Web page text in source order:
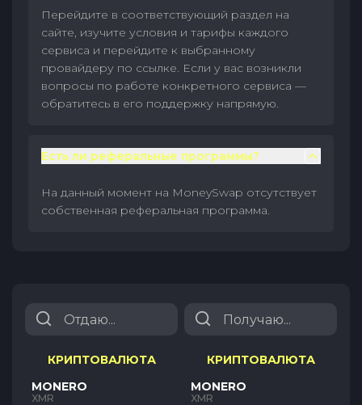
Перейдите в соответствующий раздел на
сайте, изучите условия и тарифы каждого
сервиса и перейдите к выбранному
провайдеру по ссылке. Если у вас возникли
вопросы по работе конкретного сервиса —
обратитесь в его поддержку напрямую.
Есть ли реферальные программы?
На данный момент на MoneySwap отсутствует
собственная реферальная программа.
КРИПТОВАЛЮТА
MONERO
XMR
КРИПТОВАЛЮТА
MONERO
XMR